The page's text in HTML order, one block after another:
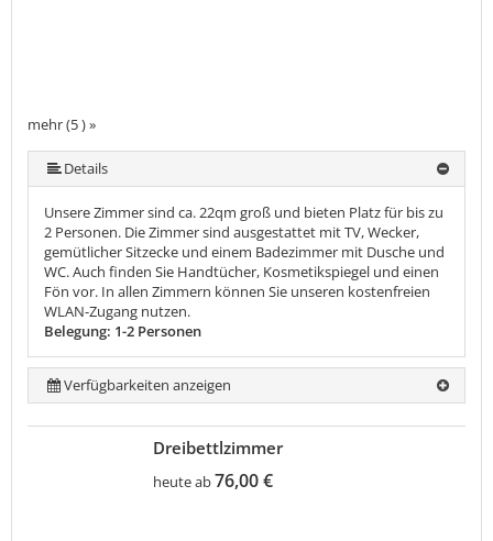
mehr (5 ) »
mehr (5 ) »
Details
Unsere Zimmer sind ca. 22qm groß und bieten Platz für bis zu
2 Personen. Die Zimmer sind ausgestattet mit TV, Wecker,
gemütlicher Sitzecke und einem Badezimmer mit Dusche und
WC. Auch finden Sie Handtücher, Kosmetikspiegel und einen
Fön vor. In allen Zimmern können Sie unseren kostenfreien
WLAN-Zugang nutzen.
Belegung: 1-2 Personen
Verfügbarkeiten anzeigen
Dreibettlzimmer
heute ab76,00 €